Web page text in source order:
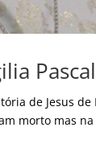
de Jesus
morto mas